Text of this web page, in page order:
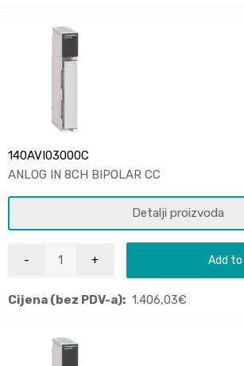
140AVI03000C
ANLOG IN 8CH BIPOLAR CC
Detalji proizvoda
Add
Cijena (bez PDV-a): 1.406,03€